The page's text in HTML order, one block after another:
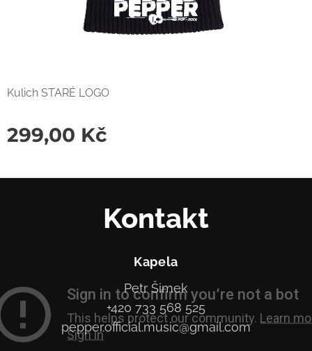
Kulich STARÉ LOGO
299,00 Kč
Kontakt
Kapela
Petr Šimek
+420 733 568 525
pepper.official.music@gmail.com